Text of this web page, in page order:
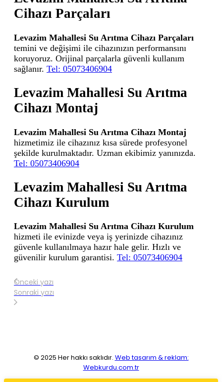
Cihazı Parçaları
Levazim Mahallesi Su Arıtma Cihazı Parçaları
temini ve değişimi ile cihazınızın performansını
koruyoruz. Orijinal parçalarla güvenli kullanım
sağlanır. Tel: 05073406904
Levazim Mahallesi Su Arıtma
Cihazı Montaj
Levazim Mahallesi Su Arıtma Cihazı Montaj
hizmetimiz ile cihazınız kısa sürede profesyonel
şekilde kurulmaktadır. Uzman ekibimiz yanınızda.
Tel: 05073406904
Levazim Mahallesi Su Arıtma
Cihazı Kurulum
Levazim Mahallesi Su Arıtma Cihazı Kurulum
hizmeti ile evinizde veya iş yerinizde cihazınız
güvenle kullanılmaya hazır hale gelir. Hızlı ve
güvenilir kurulum garantisi. Tel: 05073406904
Önceki yazı
Sonraki yazı
© 2025 Her hakkı saklıdır. Web tasarım & reklam:
Webkurdu.com.tr